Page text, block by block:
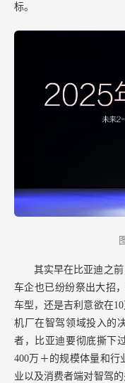
标。
其实早在比亚迪之
车企也已纷纷祭出大招
车型，还是吉利意欲在
机厂在智驾领域投入的
者，比亚迪要彻底撕下
400万＋的规模体量和
业以及消费者端对智驾